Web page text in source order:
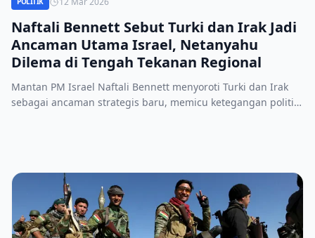
Naftali Bennett Sebut Turki dan Irak Jadi
Ancaman Utama Israel, Netanyahu
Dilema di Tengah Tekanan Regional
Mantan PM Israel Naftali Bennett menyoroti Turki dan Irak
sebagai ancaman strategis baru, memicu ketegangan politik